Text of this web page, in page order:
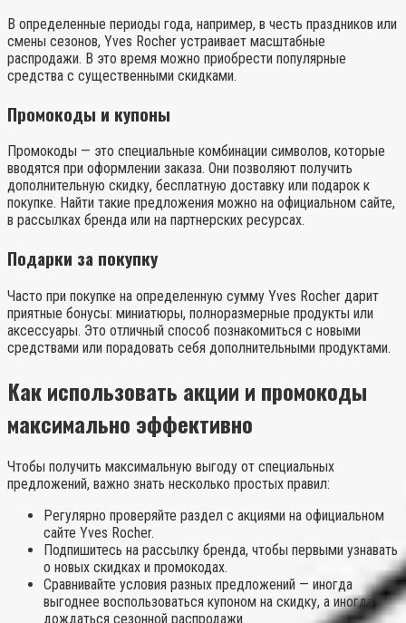
В определенные периоды года, например, в честь праздников или
смены сезонов, Yves Rocher устраивает масштабные
распродажи. В это время можно приобрести популярные
средства с существенными скидками.
Промокоды и купоны
Промокоды — это специальные комбинации символов, которые
вводятся при оформлении заказа. Они позволяют получить
дополнительную скидку, бесплатную доставку или подарок к
покупке. Найти такие предложения можно на официальном сайте,
в рассылках бренда или на партнерских ресурсах.
Подарки за покупку
Часто при покупке на определенную сумму Yves Rocher дарит
приятные бонусы: миниатюры, полноразмерные продукты или
аксессуары. Это отличный способ познакомиться с новыми
средствами или порадовать себя дополнительными продуктами.
Как использовать акции и промокоды
максимально эффективно
Чтобы получить максимальную выгоду от специальных
предложений, важно знать несколько простых правил:
Регулярно проверяйте раздел с акциями на официальном
сайте Yves Rocher.
Подпишитесь на рассылку бренда, чтобы первыми узнавать
о новых скидках и промокодах.
Сравнивайте условия разных предложений — иногда
выгоднее воспользоваться купоном на скидку, а иногда
дождаться сезонной распродажи.